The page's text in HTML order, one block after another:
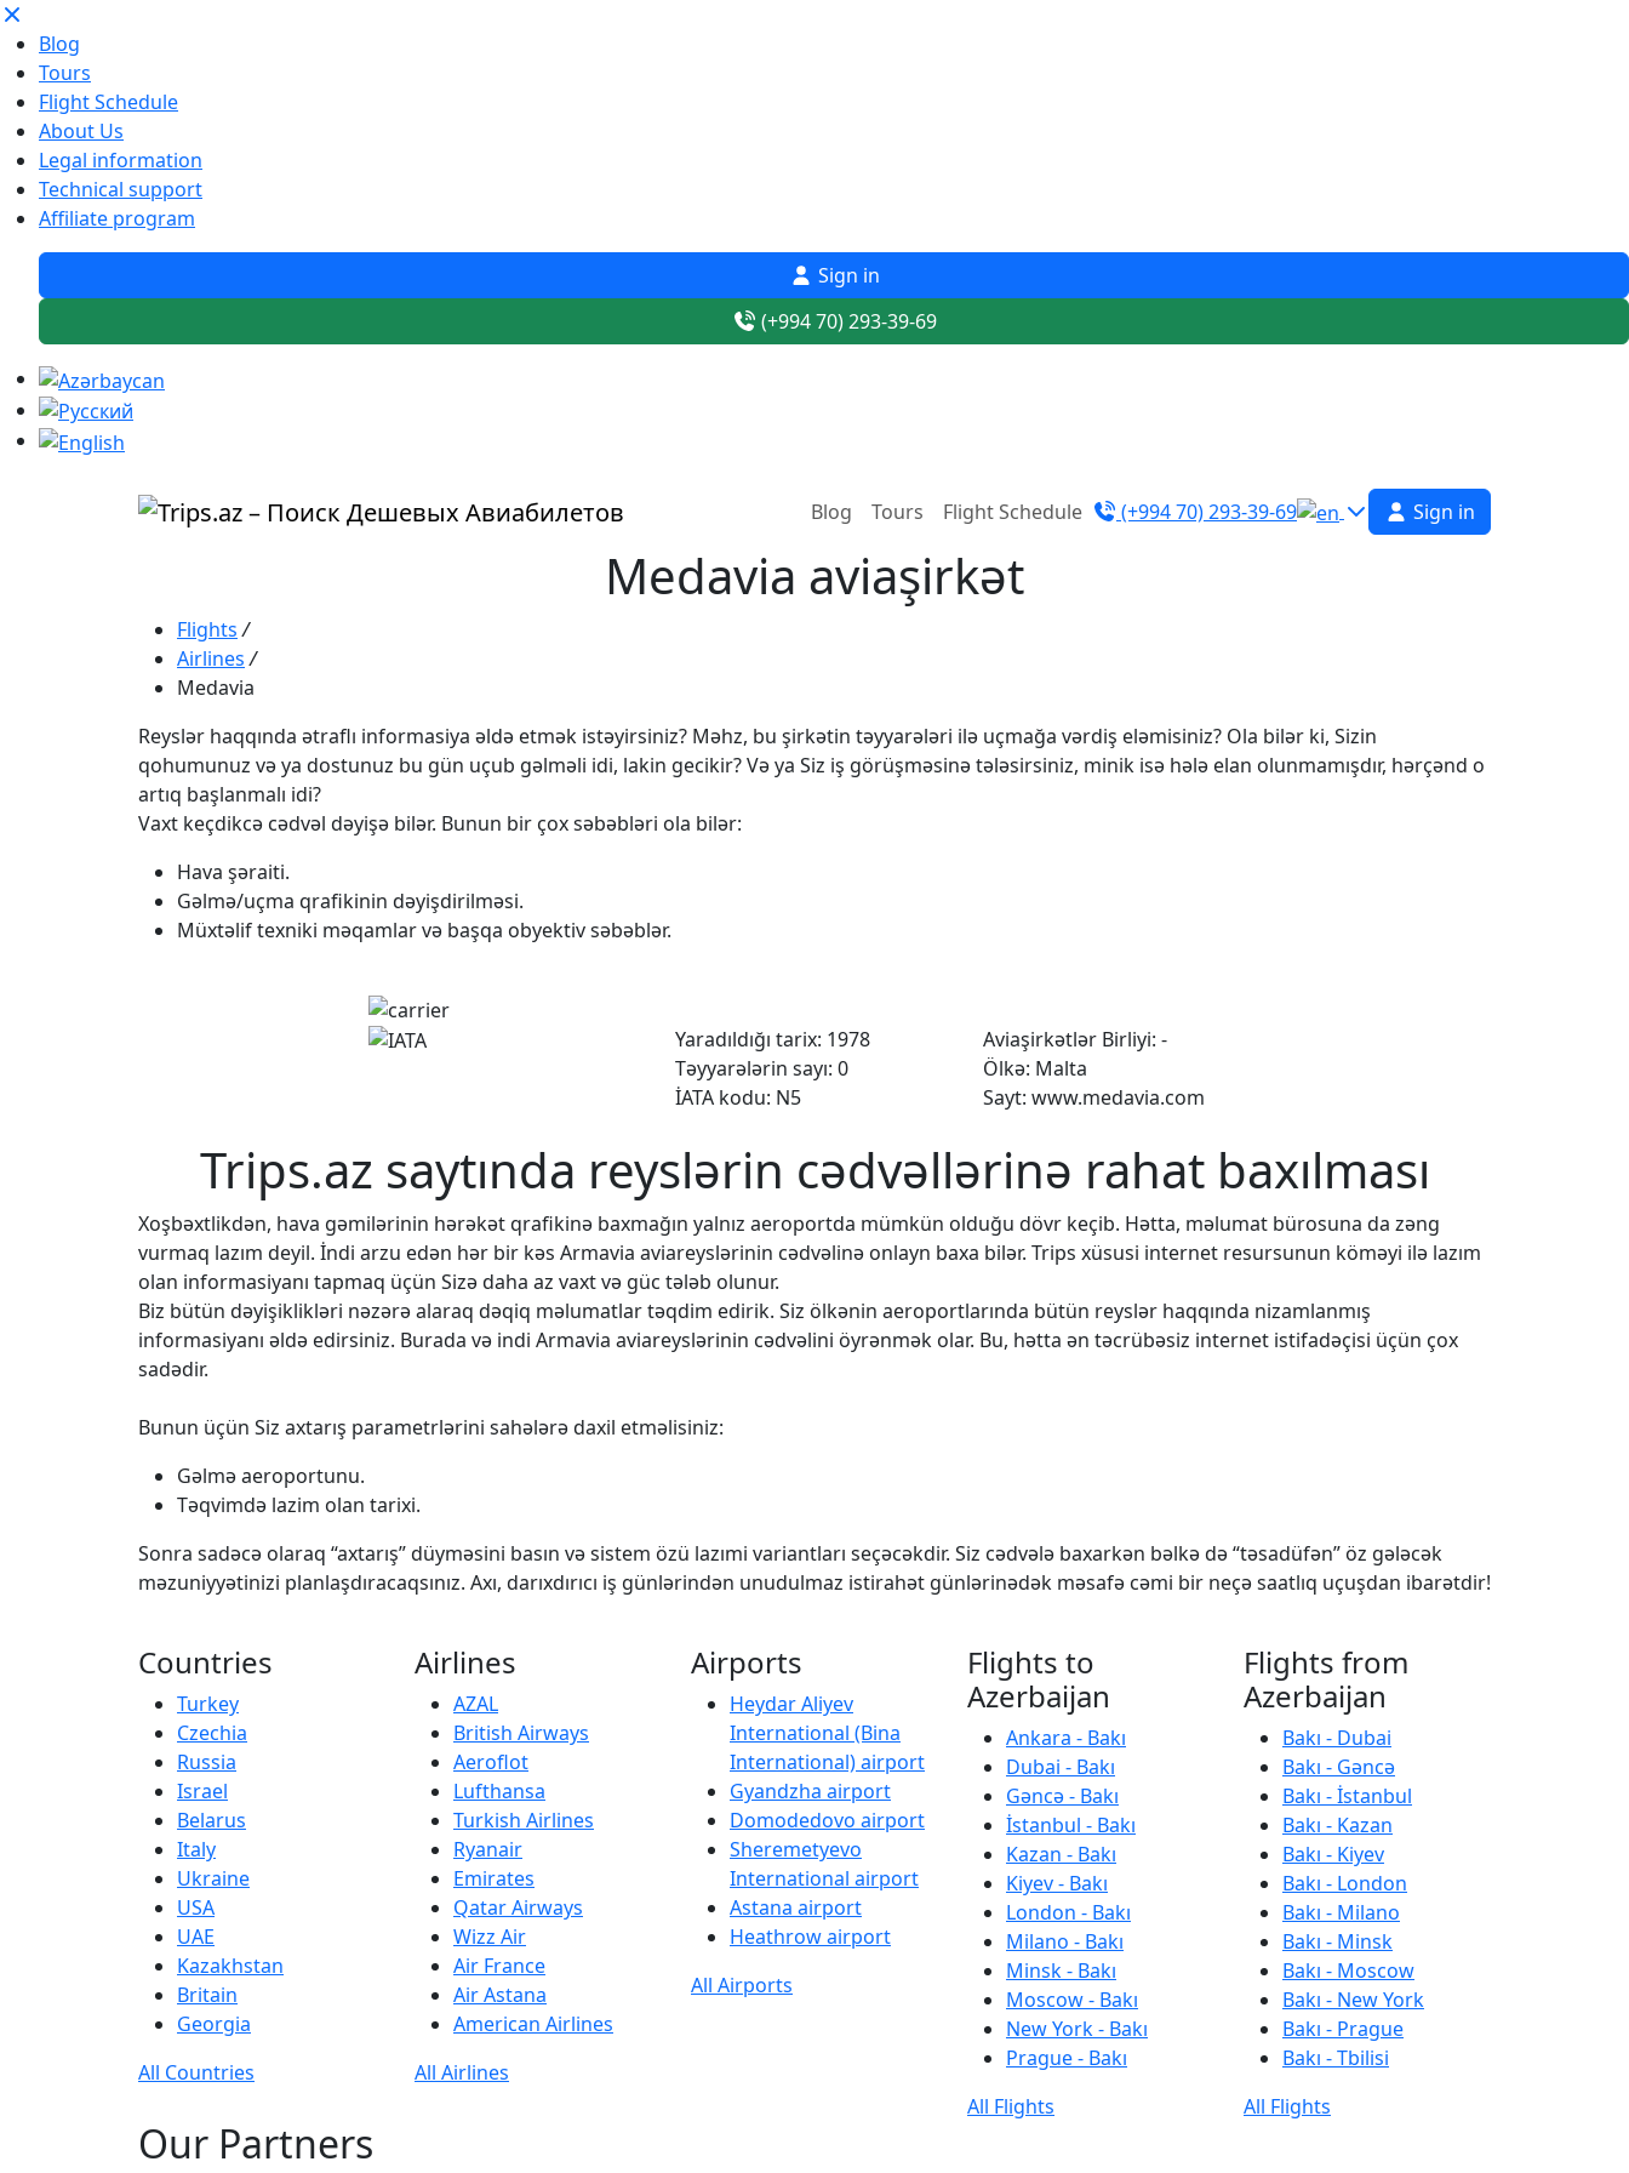
Blog
Tours
Flight Schedule
About Us
Legal information
Technical support
Affiliate program
Sign in
(+994 70) 293-39-69
Blog Tours Flight Schedule (+994 70) 293-39-69 Sign in
Medavia aviaşirkət
Flights /
Airlines /
Medavia
Reyslər haqqında ətraflı informasiya əldə etmək istəyirsiniz? Məhz, bu şirkətin təyyarələri ilə uçmağa vərdiş eləmisiniz? Ola bilər ki, Sizin
qohumunuz və ya dostunuz bu gün uçub gəlməli idi, lakin gecikir? Və ya Siz iş görüşməsinə tələsirsiniz, minik isə hələ elan olunmamışdır, hərçənd o
artıq başlanmalı idi?
Vaxt keçdikcə cədvəl dəyişə bilər. Bunun bir çox səbəbləri ola bilər:
Hava şəraiti.
Gəlmə/uçma qrafikinin dəyişdirilməsi.
Müxtəlif texniki məqamlar və başqa obyektiv səbəblər.
Yaradıldığı tarix: 1978
Təyyarələrin sayı: 0
İATA kodu: N5
Aviaşirkətlər Birliyi: -
Ölkə: Malta
Sayt: www.medavia.com
Trips.az saytında reyslərin cədvəllərinə rahat baxılması
Xoşbəxtlikdən, hava gəmilərinin hərəkət qrafikinə baxmağın yalnız aeroportda mümkün olduğu dövr keçib. Hətta, məlumat bürosuna da zəng
vurmaq lazım deyil. İndi arzu edən hər bir kəs Armavia aviareyslərinin cədvəlinə onlayn baxa bilər. Trips xüsusi internet resursunun köməyi ilə lazım
olan informasiyanı tapmaq üçün Sizə daha az vaxt və güc tələb olunur.
Biz bütün dəyişiklikləri nəzərə alaraq dəqiq məlumatlar təqdim edirik. Siz ölkənin aeroportlarında bütün reyslər haqqında nizamlanmış
informasiyanı əldə edirsiniz. Burada və indi Armavia aviareyslərinin cədvəlini öyrənmək olar. Bu, hətta ən təcrübəsiz internet istifadəçisi üçün çox
sadədir.
Bunun üçün Siz axtarış parametrlərini sahələrə daxil etməlisiniz:
Gəlmə aeroportunu.
Təqvimdə lazim olan tarixi.
Sonra sadəcə olaraq “axtarış” düyməsini basın və sistem özü lazımi variantları seçəcəkdir. Siz cədvələ baxarkən bəlkə də “təsadüfən” öz gələcək
məzuniyyətinizi planlaşdıracaqsınız. Axı, darıxdırıcı iş günlərindən unudulmaz istirahət günlərinədək məsafə cəmi bir neçə saatlıq uçuşdan ibarətdir!
Countries
Turkey
Czechia
Russia
Israel
Belarus
Italy
Ukraine
USA
UAE
Kazakhstan
Britain
Georgia
All Countries
Airlines
AZAL
British Airways
Aeroflot
Lufthansa
Turkish Airlines
Ryanair
Emirates
Qatar Airways
Wizz Air
Air France
Air Astana
American Airlines
All Airlines
Airports
Heydar Aliyev
International (Bina
International) airport
Gyandzha airport
Domodedovo airport
Sheremetyevo
International airport
Astana airport
Heathrow airport
All Airports
Flights to
Azerbaijan
Ankara - Bakı
Dubai - Bakı
Gəncə - Bakı
İstanbul - Bakı
Kazan - Bakı
Kiyev - Bakı
London - Bakı
Milano - Bakı
Minsk - Bakı
Moscow - Bakı
New York - Bakı
Prague - Bakı
All Flights
Flights from
Azerbaijan
Bakı - Dubai
Bakı - Gəncə
Bakı - İstanbul
Bakı - Kazan
Bakı - Kiyev
Bakı - London
Bakı - Milano
Bakı - Minsk
Bakı - Moscow
Bakı - New York
Bakı - Prague
Bakı - Tbilisi
All Flights
Our Partners